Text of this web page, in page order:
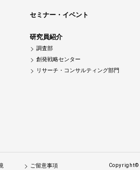
セミナー・イベント
研究員紹介
調査部
創発戦略センター
リサーチ・コンサルティング部門
ご留意事項 Copyright©